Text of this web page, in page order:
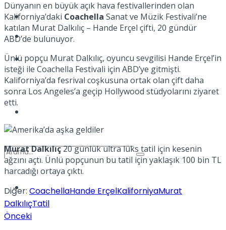
Kadınca
Türkiye
Spor
Podcast
No Result
Dünyanın en büyük açık hava festivallerinden olan
Kaliforniya’daki Coachella Sanat ve Müzik Festivali’ne
katılan Murat Dalkılıç – Hande Erçel çifti, 20 gündür
ABD’de bulunuyor.
Ünlü popçu Murat Dalkılıç, oyuncu sevgilisi Hande Erçel’in
isteği ile Coachella Festivali için ABD’ye gitmişti.
Kaliforniya’da fesrival coşkusuna ortak olan çift daha
sonra Los Angeles’a geçip Hollywood stüdyolarını ziyaret
etti.
Murat Dalkılıç20 günlük ultra lüks tatil için kesenin
ağzını açtı. Ünlü popçunun bu tatil için yaklaşık 100 bin TL
harcadığı ortaya çıktı.
Diğer: CoachellaHande ErçelKaliforniyaMurat
DalkılıçTatil
Önceki